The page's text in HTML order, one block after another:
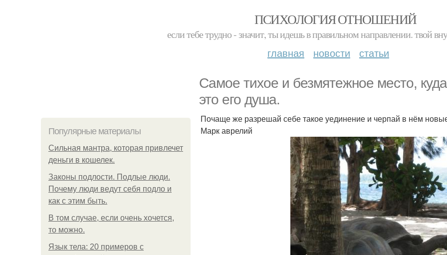
ПСИХОЛОГИЯ ОТНОШЕНИЙ
если тебе трудно - значит, ты идешь в правильном направлении. твой
главная новости статьи
Самое тихое и безмятежное место,
это его душа.
Популярные материалы
Сильная мантра, которая привлечет
деньги в кошелек.
Законы подлости. Подлые люди.
Почему люди ведут себя подло и
как с этим быть.
В том случае, если очень хочется,
то можно.
Язык тела: 20 примеров с
Почаще же разрешай себе такое уединение и черпай в нём
Марк аврелий